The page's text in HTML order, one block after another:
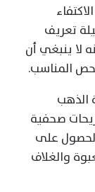
تعريف
لا ينبغي أن
المناسب.
الذهب
صحفية
على
والغلاف